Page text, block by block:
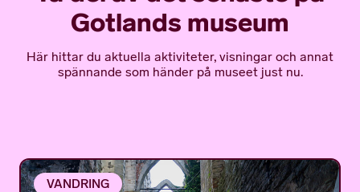
Gotlands museum
Här hittar du aktuella aktiviteter, visningar och annat
spännande som händer på museet just nu.
VANDRING